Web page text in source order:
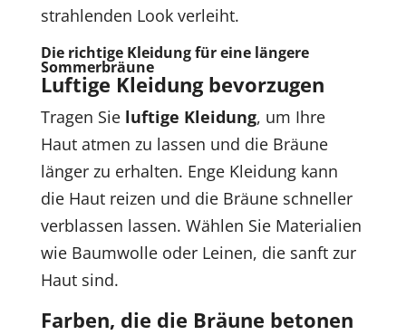
strahlenden Look verleiht.
Die richtige Kleidung für eine längere
Sommerbräune
Luftige Kleidung bevorzugen
Tragen Sie luftige Kleidung, um Ihre
Haut atmen zu lassen und die Bräune
länger zu erhalten. Enge Kleidung kann
die Haut reizen und die Bräune schneller
verblassen lassen. Wählen Sie Materialien
wie Baumwolle oder Leinen, die sanft zur
Haut sind.
Farben, die die Bräune betonen